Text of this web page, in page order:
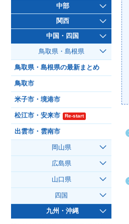
中部
関西
中国・四国
鳥取県・島根県
鳥取県・島根県の最新まとめ
鳥取市
米子市・境港市
松江市・安来市 Re-start
出雲市・雲南市
岡山県
広島県
山口県
四国
九州・沖縄